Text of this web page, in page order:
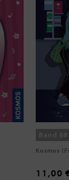
Vogel,
Die drei
Band 88
Kosmos
11,00